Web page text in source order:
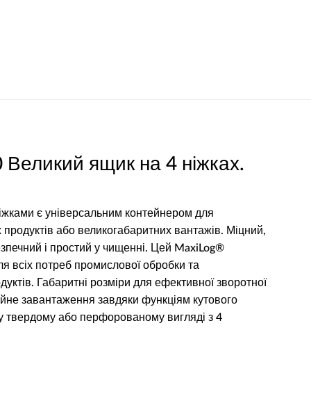
ящик на 4 ніжках.
є універсальним контейнером для
або великогабаритних вантажів. Міцний,
і простий у чищенні. Цей MaxiLog®
всіх потреб промислової обробки та
Габаритні розміри для ефективної зворотної
завантаження завдяки функціям кутового
твердому або перфорованому вигляді з 4